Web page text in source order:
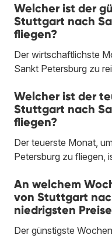
Welcher ist der
Stuttgart nach
fliegen?
Der wirtschaftlichste
Sankt Petersburg zu
Welcher ist der
Stuttgart nach
fliegen?
Der teuerste Monat,
Petersburg zu fliegen,
An welchem
von Stuttgart
niedrigsten
Der günstigste